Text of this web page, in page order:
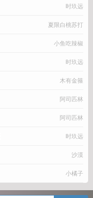
时玖远
夏限白桃苏打
小鱼吃辣椒
时玖远
木有金箍
阿司匹林
阿司匹林
时玖远
沙漠
小橘子